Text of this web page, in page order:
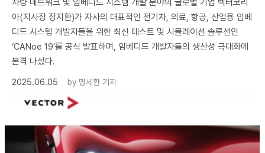
차량 네트워크 및 임베디드 시스템 개발 분야의 글로벌 기업 벡터코리
아(지사장 장지환)가 자사의 대표적인 전기차, 의료, 항공, 산업용 임베
디드 시스템 개발자들을 위한 최신 테스트 및 시뮬레이션 솔루션인
‘CANoe 19’를 공식 발표하며, 임베디드 개발자들의 생산성 극대화에
본격 나섰다.
2025.06.05
by 명세환 기자